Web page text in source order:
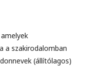
a szakirodalomban
(állítólagos)